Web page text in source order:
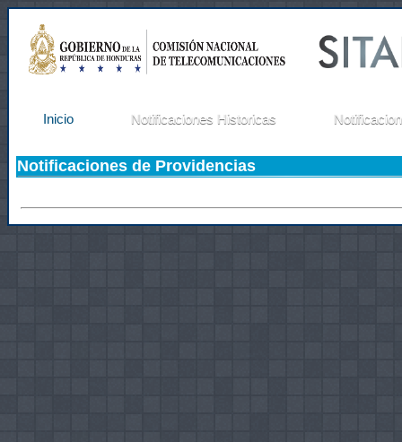
Inicio Notificaciones Historicas
Notificaciones de Providencias